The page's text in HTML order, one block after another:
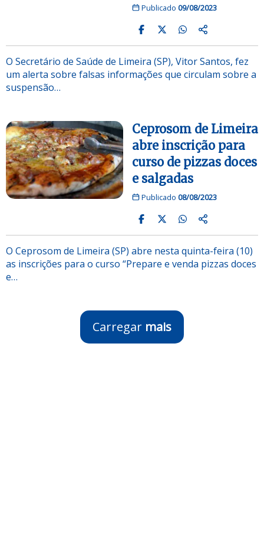
Publicado 09/08/2023
O Secretário de Saúde de Limeira (SP), Vitor Santos, fez
um alerta sobre falsas informações que circulam sobre a
suspensão…
Ceprosom de Limeira
abre inscrição para
curso de pizzas doces
e salgadas
Publicado 08/08/2023
O Ceprosom de Limeira (SP) abre nesta quinta-feira (10)
as inscrições para o curso “Prepare e venda pizzas doces
e…
Carregar mais